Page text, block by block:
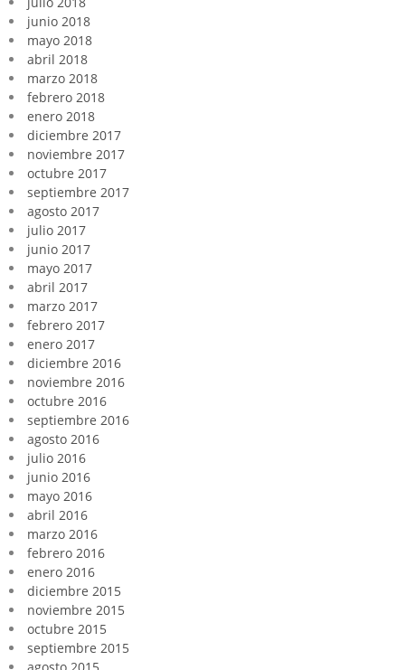
junio 2018
mayo 2018
abril 2018
marzo 2018
febrero 2018
enero 2018
diciembre 2017
noviembre 2017
octubre 2017
septiembre 2017
agosto 2017
julio 2017
junio 2017
mayo 2017
abril 2017
marzo 2017
febrero 2017
enero 2017
diciembre 2016
noviembre 2016
octubre 2016
septiembre 2016
agosto 2016
julio 2016
junio 2016
mayo 2016
abril 2016
marzo 2016
febrero 2016
enero 2016
diciembre 2015
noviembre 2015
octubre 2015
septiembre 2015